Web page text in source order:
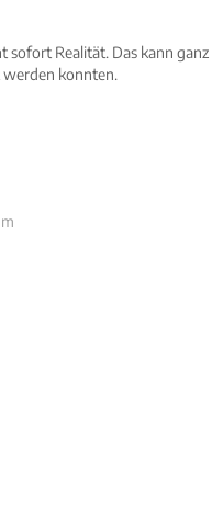
Realität. Das kann
werden konnten.